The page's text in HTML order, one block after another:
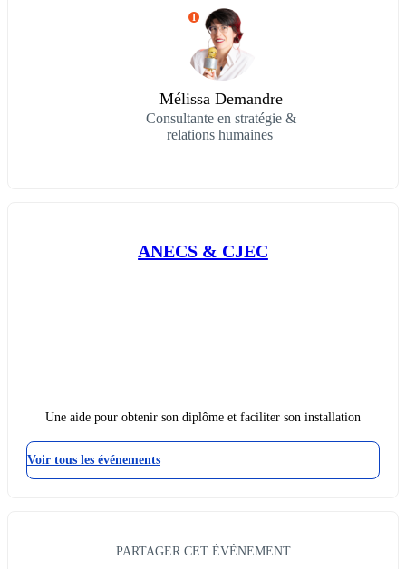
I
Mélissa Demandre
Consultante en stratégie &
relations humaines
ANECS & CJEC
Une aide pour obtenir son diplôme et faciliter son installation
Voir tous les événements
PARTAGER CET ÉVÉNEMENT